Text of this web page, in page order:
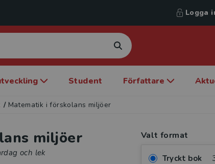
Logga
Student Författare
/ Matematik i förskolans miljöer
miljöer
och lek
Valt format
Tryckt bok